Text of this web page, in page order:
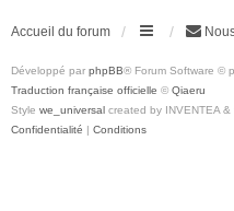
Accueil du forum
Développé par phpBB® Forum Software ©
Traduction française officielle © Qiaeru
Style we_universal created by INVENTEA &
Confidentialité | Conditions